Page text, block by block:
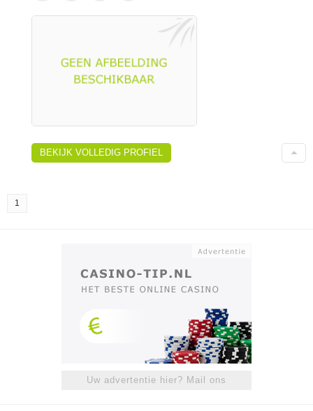
BEKIJK VOLLEDIG PROFIEL
1
Uw advertentie hier? Mail ons